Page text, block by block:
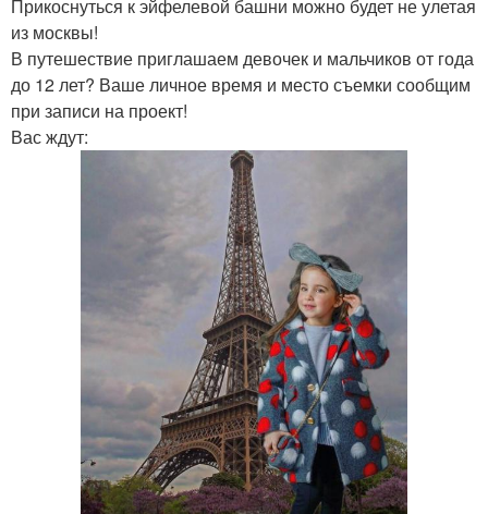
Прикоснуться к эйфелевой башни можно будет не улетая
из москвы!
В путешествие приглашаем девочек и мальчиков от года
до 12 лет? Ваше личное время и место съемки сообщим
при записи на проект!
Вас ждут: